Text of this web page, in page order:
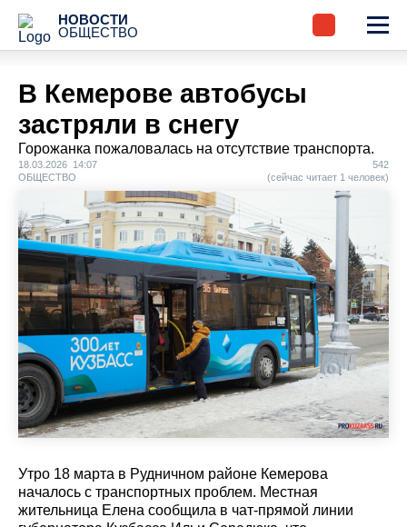
НОВОСТИ
ОБЩЕСТВО
В Кемерове автобусы
застряли в снегу
Горожанка пожаловалась на отсутствие транспорта.
18.03.2026 14:07
ОБЩЕСТВО
542
(сейчас читает 1 человек)
Утро 18 марта в Рудничном районе Кемерова
началось с транспортных проблем. Местная
жительница Елена сообщила в чат-прямой линии